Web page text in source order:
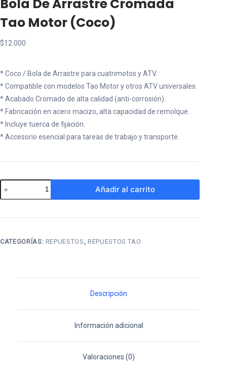
Bola De Arrastre Cromada
Tao Motor (coco)
$12.000
* Coco / Bola de Arrastre para cuatrimotos y ATV.
* Compatible con modelos Tao Motor y otros ATV universales.
* Acabado Cromado de alta calidad (anti-corrosión).
* Fabricación en acero macizo, alta capacidad de remolque.
* Incluye tuerca de fijación.
* Accesorio esencial para tareas de trabajo y transporte.
de
Tao
cantidad
Añadir al carrito
CATEGORÍAS: REPUESTOS , REPUESTOS TAO
Descripción
Información adicional
Valoraciones (0)